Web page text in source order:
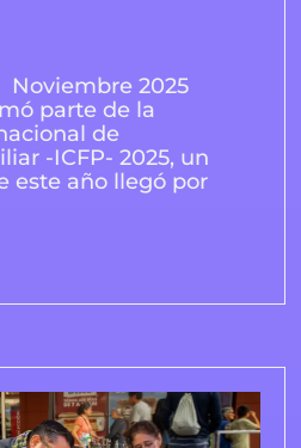
Noviembre 2025
parte de la
de
-ICFP- 2025, un
este año llegó por